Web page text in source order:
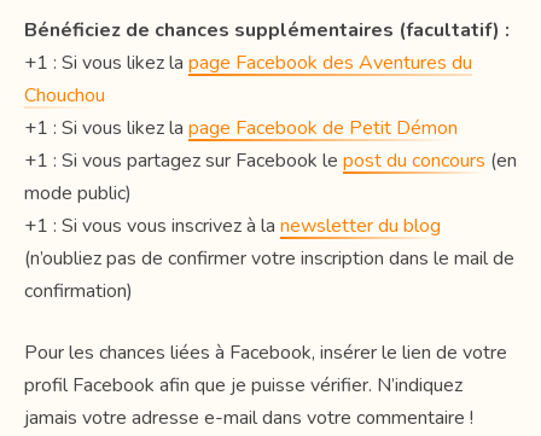
Bénéficiez de chances supplémentaires (facultatif) :
+1 : Si vous likez la page Facebook des Aventures du
Chouchou
+1 : Si vous likez la page Facebook de Petit Démon
+1 : Si vous partagez sur Facebook le post du concours (en
mode public)
+1 : Si vous vous inscrivez à la newsletter du blog
(n’oubliez pas de confirmer votre inscription dans le mail de
confirmation)
Pour les chances liées à Facebook, insérer le lien de votre
profil Facebook afin que je puisse vérifier. N’indiquez
jamais votre adresse e-mail dans votre commentaire !